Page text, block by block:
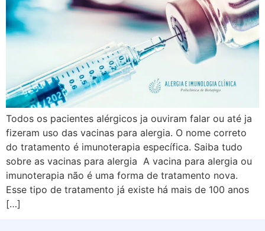
Todos os pacientes alérgicos ja ouviram falar ou até ja
fizeram uso das vacinas para alergia. O nome correto
do tratamento é imunoterapia específica. Saiba tudo
sobre as vacinas para alergia A vacina para alergia ou
imunoterapia não é uma forma de tratamento nova.
Esse tipo de tratamento já existe há mais de 100 anos
[…]